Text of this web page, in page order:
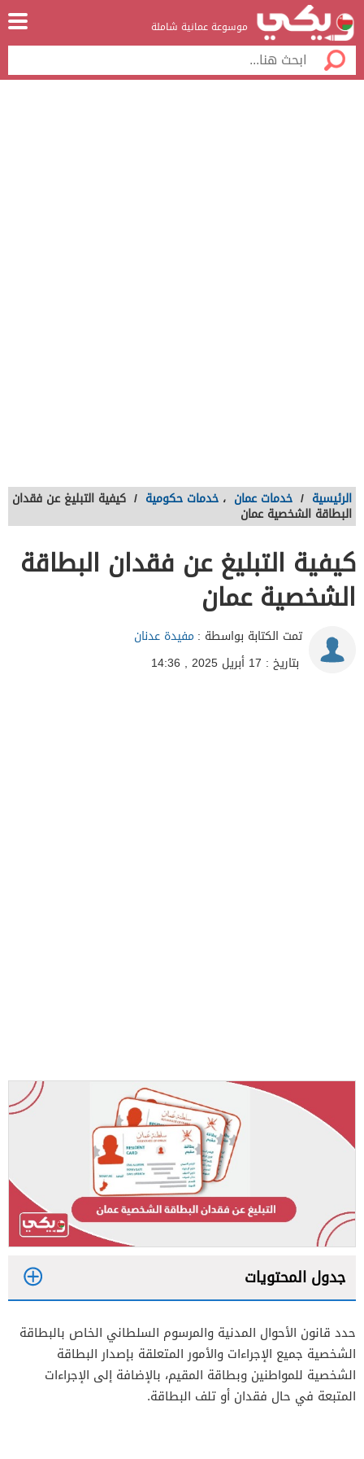
موسوعة عمانية شاملة
الرئيسية / خدمات عمان ، خدمات حكومية / كيفية التبليغ عن فقدان
البطاقة الشخصية عمان
كيفية التبليغ عن فقدان البطاقة
الشخصية عمان
تمت الكتابة بواسطة : مفيدة عدنان
بتاريخ : 17 أبريل 2025 , 14:36
جدول المحتويات
1.1 كيفية التبليغ عن فقدان البطاقة الشخصية عبر
تطبيق شرطة عمان السلطانية
2
حدد قانون الأحوال المدنية والمرسوم السلطاني الخاص بالبطاقة
الشخصية جميع الإجراءات والأمور المتعلقة بإصدار البطاقة
الشخصية للمواطنين وبطاقة المقيم، بالإضافة إلى الإجراءات
المتبعة في حال فقدان أو تلف البطاقة.